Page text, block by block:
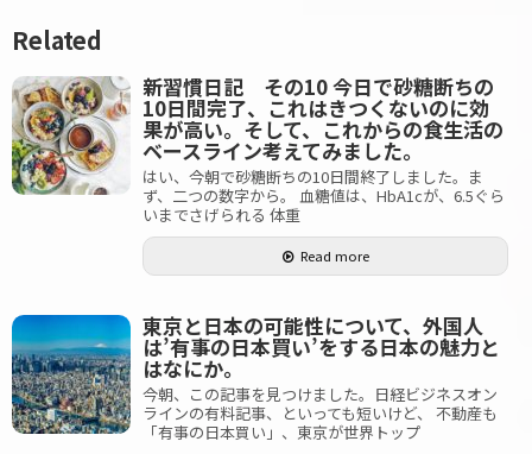
Related
新習慣日記 その10 今日で砂糖断ちの
10日間完了、これはきつくないのに効
果が高い。そして、これからの食生活の
ベースライン考えてみました。
はい、今朝で砂糖断ちの10日間終了しました。ま
ず、二つの数字から。 血糖値は、HbA1cが、6.5ぐら
いまでさげられる 体重
Read more
東京と日本の可能性について、外国人
は’有事の日本買い’をする日本の魅力と
はなにか。
今朝、この記事を見つけました。日経ビジネスオン
ラインの有料記事、といっても短いけど、 不動産も
「有事の日本買い」、東京が世界トップ